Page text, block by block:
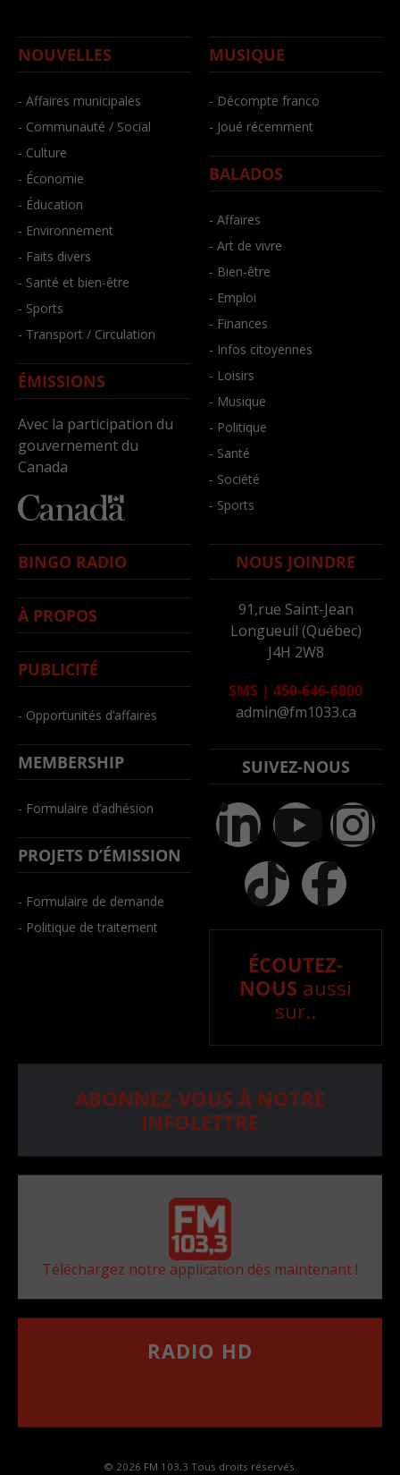
NOUVELLES
- Affaires municipales
- Communauté / Social
- Culture
- Économie
- Éducation
- Environnement
- Faits divers
- Santé et bien-être
- Sports
- Transport / Circulation
ÉMISSIONS
Avec la participation du
gouvernement du
Canada
MUSIQUE
- Décompte franco
- Joué récemment
BALADOS
- Affaires
- Art de vivre
- Bien-être
- Emploi
- Finances
- Infos citoyennes
- Loisirs
- Musique
- Politique
- Santé
- Société
- Sports
BINGO RADIO
À PROPOS
PUBLICITÉ
- Opportunités d’affaires
MEMBERSHIP
- Formulaire d’adhésion
PROJETS D’ÉMISSION
- Formulaire de demande
- Politique de traitement
NOUS JOINDRE
91,rue Saint-Jean
Longueuil (Québec)
J4H 2W8
SMS | 450-646-6800
admin@fm1033.ca
SUIVEZ-NOUS
ÉCOUTEZ-
NOUS aussi
sur..
ABONNEZ-VOUS À NOTRE
INFOLETTRE
Téléchargez notre application dès maintenant !
RADIO HD
© 2026 FM 103,3 Tous droits réservés.